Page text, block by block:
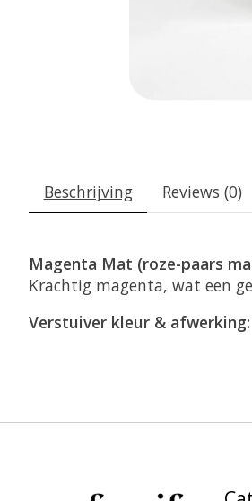
Beschrijving Reviews (0)
Magenta Mat (roze-paars
Krachtig magenta, wat een
Verstuiver kleur & afwerking: